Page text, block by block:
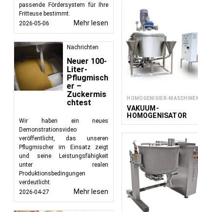
passende Fördersystem für Ihre
Fritteuse bestimmt.
2026-05-06
Mehr lesen
Nachrichten
Neuer 100-
Liter-
Pflugmisch
er –
Zuckermis
chtest
Wir haben ein neues
Demonstrationsvideo
veröffentlicht, das unseren
Pflugmischer im Einsatz zeigt
und seine Leistungsfähigkeit
unter realen
Produktionsbedingungen
verdeutlicht.
2026-04-27
Mehr lesen
HOMOGENISIER-MASCHINEN
VAKUUM-
HOMOGENISATOR
VMG S 650P